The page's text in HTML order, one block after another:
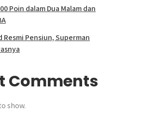
Poin dalam Dua Malam dan
Pensiun, Superman
Comments
show.